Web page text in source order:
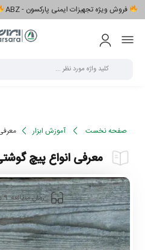
فروش ویژه تجهیزات ایمنی پارکسون - ABZ
صفحه نخست آموزش ابزار
معرفی انواع پیچ
زمان مطالعه 9